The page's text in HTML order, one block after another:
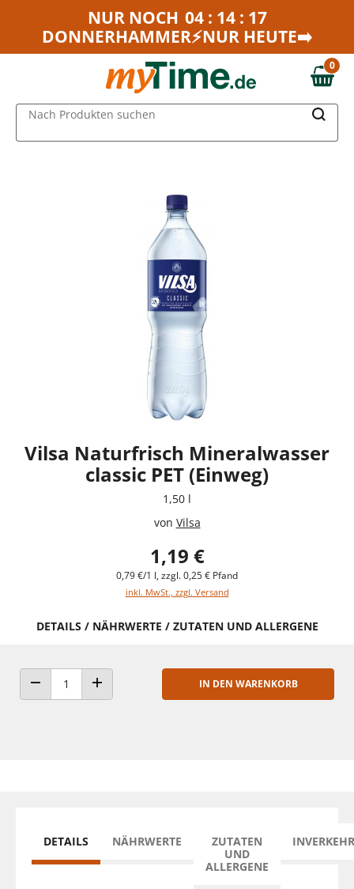
Zum Hauptinhalt springen
Zur Navigation springen
NUR NOCH 04 : 14 : 17
DONNERHAMMER⚡NUR HEUTE➡️
0,00 €
0
Nach Produkten suchen
Vilsa Naturfrisch Mineralwasser
classic PET (Einweg)
1,50 l
von Vilsa
1,19 €
0,79 €/1 l, zzgl. 0,25 € Pfand
inkl. MwSt., zzgl. Versand
DETAILS / NÄHRWERTE / ZUTATEN UND ALLERGENE
ANZAHL VERRINGERNANZAHL ERHÖHEN
IN DEN WARENKORB
DETAILS NÄHRWERTE
ZUTATEN
UND
ALLERGENE